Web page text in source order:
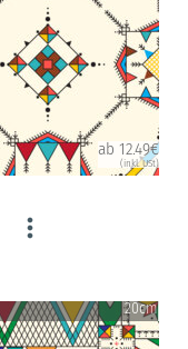
ab 12.49€
(inkl. USt)
20cm